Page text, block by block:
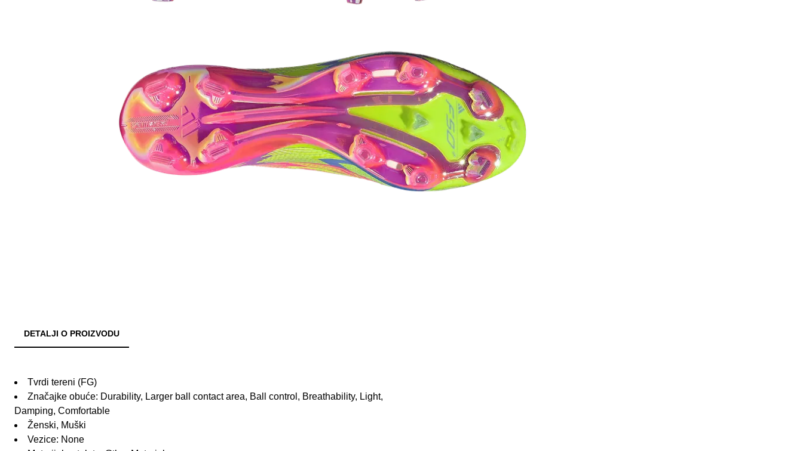
DETALJI O PROIZVODU
Tvrdi tereni (FG)
Značajke obuće: Durability, Larger ball contact area, Ball control, Breathability, Light,
Damping, Comfortable
Ženski, Muški
Vezice: None